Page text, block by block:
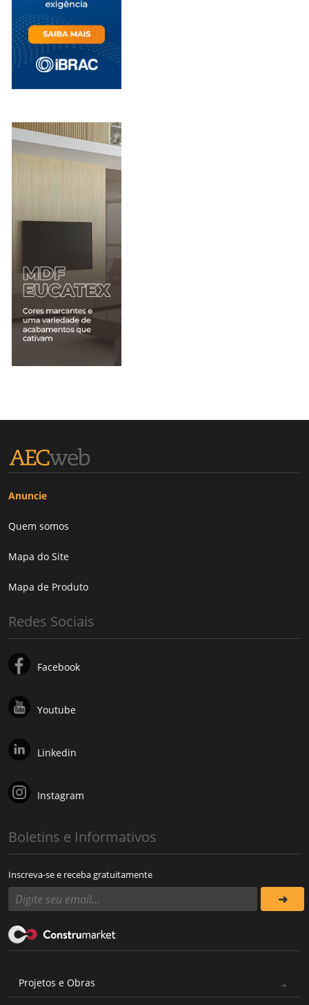
Anuncie
Quem somos
Mapa do Site
Mapa de Produto
Redes Sociais
Facebook
Youtube
Linkedin
Instagram
Boletins e Informativos
Inscreva-se e receba gratuitamente
Projetos e Obras